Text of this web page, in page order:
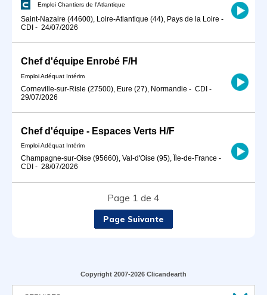
Emploi Chantiers de l'Atlantique
Saint-Nazaire (44600), Loire-Atlantique (44), Pays de la Loire -
CDI - 24/07/2026
Chef d'équipe Enrobé F/H
Emploi Adéquat Intérim
Corneville-sur-Risle (27500), Eure (27), Normandie - CDI -
29/07/2026
Chef d'équipe - Espaces Verts H/F
Emploi Adéquat Intérim
Champagne-sur-Oise (95660), Val-d'Oise (95), Île-de-France -
CDI - 28/07/2026
Page 1 de 4
Page Suivante
Copyright 2007-2026 Clicandearth